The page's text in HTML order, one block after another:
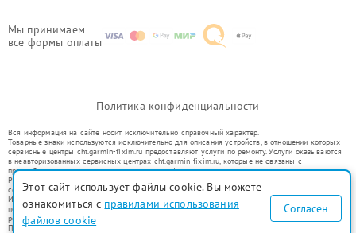
Мы принимаем
все формы оплаты
Политика конфиденциальности
Вся информация на сайте носит исключительно справочный характер.
Товарные знаки используются исключительно для описания устройств, в отношении которых
сервисные центры cht.garmin-fixim.ru предоставляют услуги по ремонту. Услуги оказываются
в неавторизованных сервисных центрах cht.garmin-fixim.ru, которые не связаны с
правообладателями товарных знаков или их официальными представителями.
Ремонт осуществляется для устройств, уже введенных в гражданский оборот в соответствии
со статьей 1487 ГК РФ.
Использование товарных знаков не преследует цели индивидуализации услуг или введения
потребителей в заблуждение, а служит для информирования о предоставляемых услугах по
ремонту техники указанных брендов.
Представленная на сайте информация не является публичной офертой, определяемой
Этот сайт использует файлы cookie. Вы можете
ознакомиться с правилами использования
файлов cookie
Согласен